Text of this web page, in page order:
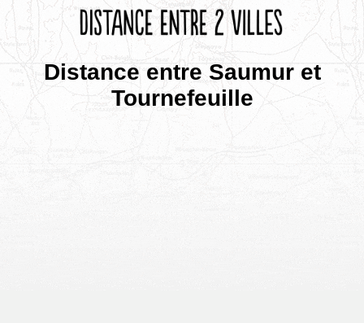
Distance entre Saumur et
Tournefeuille